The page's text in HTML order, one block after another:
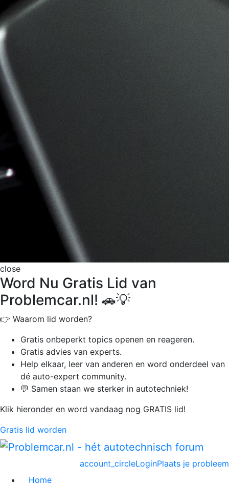
close
Word Nu Gratis Lid van
Problemcar.nl! 🚗💡
👉 Waarom lid worden?
Gratis onbeperkt topics openen en reageren.
Gratis advies van experts.
Help elkaar, leer van anderen en word onderdeel van
dé auto-expert community.
💬 Samen staan we sterker in autotechniek!
Klik hieronder en word vandaag nog GRATIS lid!
Gratis lid worden
Plaats je probleem
account_circleLogin
Home